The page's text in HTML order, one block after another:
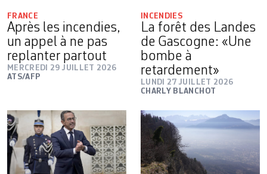
FRANCE
Après les incendies,
un appel à ne pas
replanter partout
MERCREDI 29 JUILLET 2026
ATS/AFP
INCENDIES
La forêt des Landes
de Gascogne: «Une
bombe à
retardement»
LUNDI 27 JUILLET 2026
CHARLY BLANCHOT